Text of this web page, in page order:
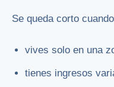
Se queda corto
vives solo en una
tienes ingresos